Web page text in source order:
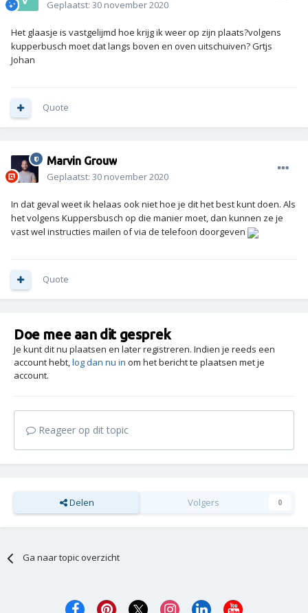
Geplaatst: 30 november 2020
Het glaasje is vastgelijmd hoe krijg ik weer op zijn plaats?volgens
kupperbusch moet dat langs boven en oven uitschuiven? Grtjs
Johan
Quote
Marvin Grouw
Geplaatst: 30 november 2020
In dat geval weet ik helaas ook niet hoe je dit het best kunt doen. Als
het volgens Kuppersbusch op die manier moet, dan kunnen ze je
vast wel instructies mailen of via de telefoon doorgeven
Quote
Doe mee aan dit gesprek
Je kunt dit nu plaatsen en later registreren. Indien je reeds een
account hebt,log dan nu in om het bericht te plaatsen met je
account.
Reageer op dit topic
Delen Volgers 0
Ga naar topic overzicht